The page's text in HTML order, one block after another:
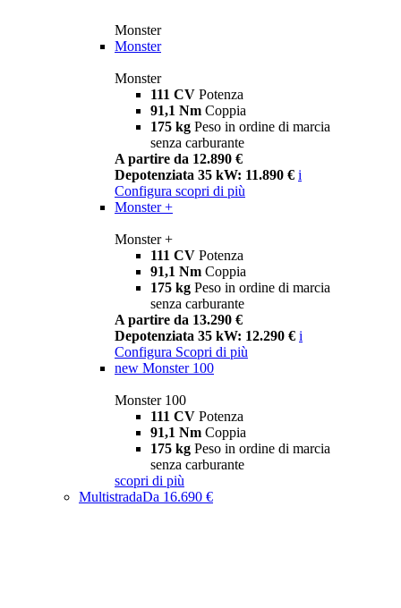
Monster
Monster
Monster
111 CV Potenza
91,1 Nm Coppia
175 kg Peso in ordine di marcia
senza carburante
A partire da 12.890 €
Depotenziata 35 kW: 11.890 € i
Configura scopri di più
Monster +
Monster +
111 CV Potenza
91,1 Nm Coppia
175 kg Peso in ordine di marcia
senza carburante
A partire da 13.290 €
Depotenziata 35 kW: 12.290 € i
Configura Scopri di più
new Monster 100
Monster 100
111 CV Potenza
91,1 Nm Coppia
175 kg Peso in ordine di marcia
senza carburante
scopri di più
MultistradaDa 16.690 €